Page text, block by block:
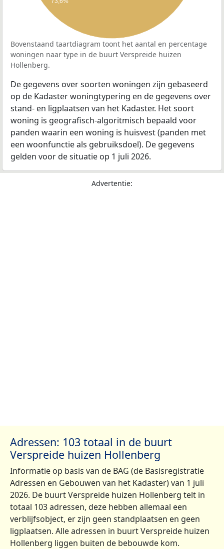
Bovenstaand taartdiagram toont het aantal en percentage
woningen naar type in de buurt Verspreide huizen
Hollenberg.
De gegevens over soorten woningen zijn gebaseerd
op de Kadaster woningtypering en de gegevens over
stand- en ligplaatsen van het Kadaster. Het soort
woning is geografisch-algoritmisch bepaald voor
panden waarin een woning is huisvest (panden met
een woonfunctie als gebruiksdoel). De gegevens
gelden voor de situatie op 1 juli 2026.
Advertentie:
Adressen: 103 totaal in de buurt
Verspreide huizen Hollenberg
Informatie op basis van de BAG (de Basisregistratie
Adressen en Gebouwen van het Kadaster) van 1 juli
2026. De buurt Verspreide huizen Hollenberg telt in
totaal 103 adressen, deze hebben allemaal een
verblijfsobject, er zijn geen standplaatsen en geen
ligplaatsen. Alle adressen in buurt Verspreide huizen
Hollenberg liggen buiten de bebouwde kom.